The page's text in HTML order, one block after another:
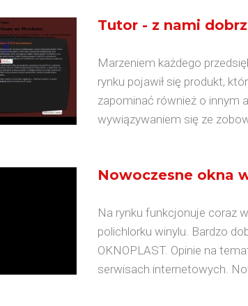
Tutor - z nami
Marzeniem każdego
rynku pojawił się produkt,
zapominać również o innym
wywiązywaniem się ze
Nowoczesne okna
Na rynku funkcjonuje coraz
polichlorku winylu. Bardzo
OKNOPLAST. Opinie na
serwisach internetowych.